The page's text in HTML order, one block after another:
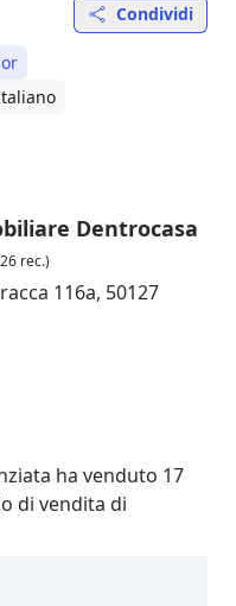
Condividi
Dentrocasa
rec.)
116a, 50127
ha venduto 17
di vendita di